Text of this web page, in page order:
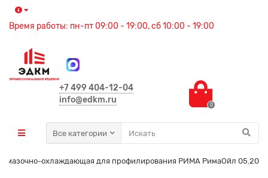
Время работы: пн-пт 09:00 - 19:00, сб 10:00 - 19:00
+7 499 404-12-04
info@edkm.ru
0
Все категории
смазочно-охлаждающая для профилирования РИМА РимаОйл 05.20